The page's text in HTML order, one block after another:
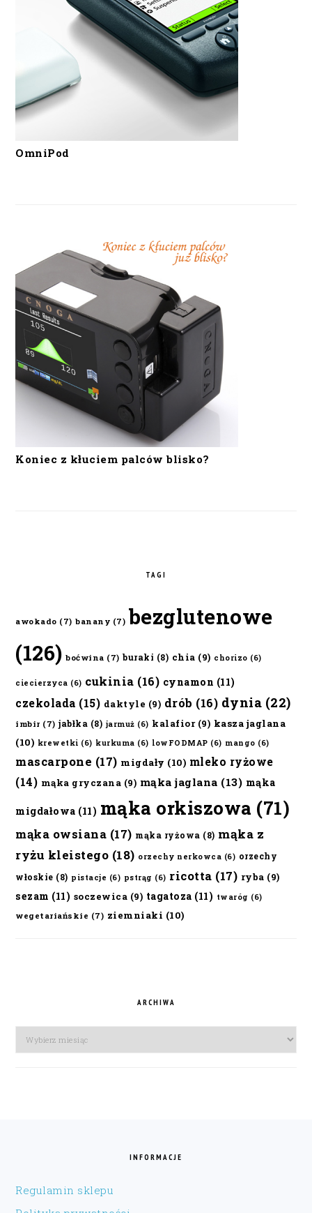
OmniPod
Koniec z kłuciem palców blisko?
TAGI
awokado (7) banany (7) bezglutenowe
(126) boćwina (7) buraki (8) chia (9) chorizo (6)
ciecierzyca (6) cukinia (16) cynamon (11)
czekolada (15) daktyle (9) drób (16) dynia (22)
imbir (7) jabłka (8) jarmuż (6) kalafior(9) kasza jaglana
(10) krewetki (6) kurkuma (6) lowFODMAP (6) mango (6)
mascarpone (17) migdały (10) mleko ryżowe
(14) mąka gryczana (9) mąka jaglana (13) mąka
migdałowa (11) mąka orkiszowa (71)
mąka owsiana (17) mąka ryżowa (8) mąka z
ryżu kleistego (18) orzechy nerkowca (6) orzechy
włoskie (8) pistacje (6) pstrąg (6) ricotta (17) ryba (9)
sezam (11) soczewica (9) tagatoza (11) twaróg (6)
wegetariańskie (7) ziemniaki (10)
ARCHIWA
Archiwa
INFORMACJE
Regulamin sklepu